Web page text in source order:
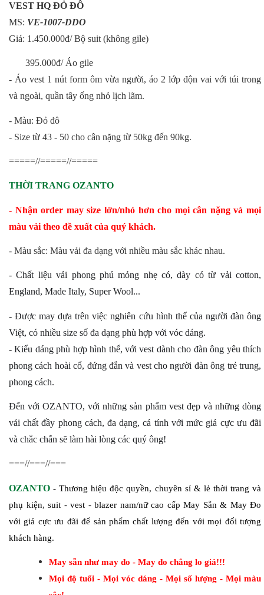
VEST HQ ĐỎ ĐÔ
MS: VE-1007-DDO
Giá: 1 .450.000đ/ Bộ suit (không gile)
395.000đ/ Áo gile
- Áo vest 1 nút form ôm vừa người, áo 2 lớp độn vai với túi trong
và ngoài, quần tây ống nhỏ lịch lãm.
- Màu: Đỏ đô
- Size từ 43 - 50 cho cân nặng từ 50kg đến 90kg.
=====//=====//=====
THỜI TRANG OZANTO
- Nhận order may size lớn/nhỏ hơn cho mọi cân nặng và mọi
màu vải theo đề xuất của quý khách.
- Màu sắc: Màu vải đa dạng với nhiều màu sắc khác nhau.
- Chất liệu vải phong phú mỏng nhẹ có, dày có từ vải cotton,
England, Made Italy, Super Wool...
- Được may dựa trên việc nghiên cứu hình thể của người đàn ông
Việt, có nhiều size số đa dạng phù hợp với vóc dáng.
- Kiểu dáng phù hợp hình thể, với vest dành cho đàn ông yêu thích
phong cách hoài cổ, đứng đắn và vest cho người đàn ông trẻ trung,
phong cách.
Đến với OZANTO, với những sản phẩm vest đẹp và những dòng
vải chất đầy phong cách, đa dạng, cá tính với mức giá cực ưu đãi
và chắc chắn sẽ làm hài lòng các quý ông!
===//===//===
OZANTO - Thương hiệu độc quyền, chuyên sỉ & lẻ thời trang và
phụ kiện, suit - vest - blazer nam/nữ cao cấp May Sẵn & May Đo
với giá cực ưu đãi để sản phẩm chất lượng đến với mọi đối tượng
khách hàng.
May sẵn như may đo - May đo chẳng lo giá!!!
Mọi độ tuổi - Mọi vóc dáng - Mọi số lượng - Mọi màu